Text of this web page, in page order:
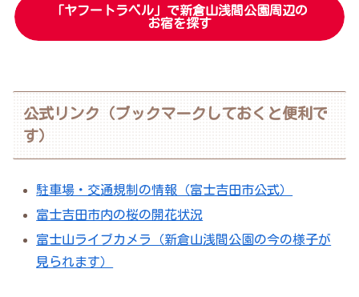
「ヤフートラベル」で新倉山浅間公園周辺の
お宿を探す
公式リンク（ブックマークしておくと便利で
す）
駐車場・交通規制の情報（富士吉田市公式）
富士吉田市内の桜の開花状況
富士山ライブカメラ（新倉山浅間公園の今の様子が
見られます）